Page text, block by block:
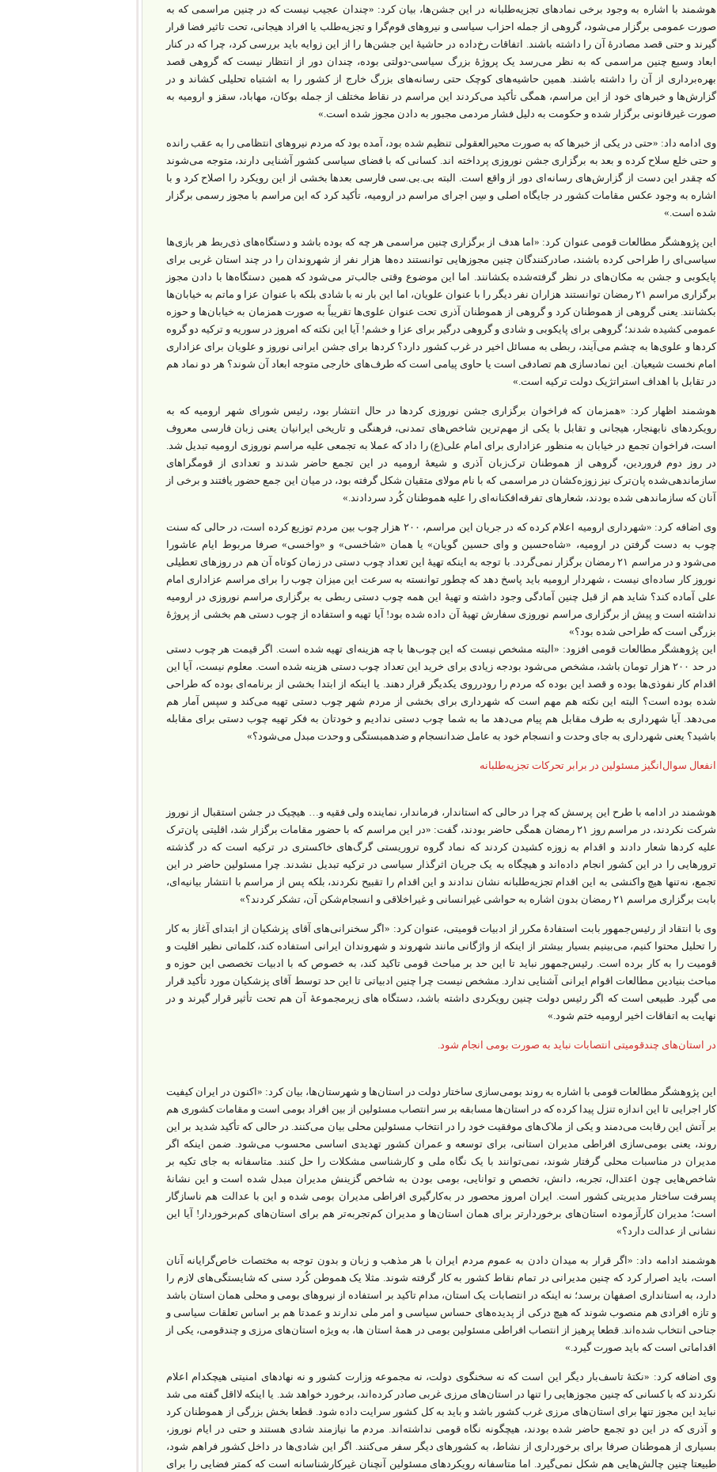
هوشمند با اشاره به وجود برخی نمادهای تجزیه‌طلبانه در این جشن‌ها، بیان کرد: «چندان عجیب نیست که در چنین مراسمی که به
صورت عمومی برگزار می‌شود، گروهی از جمله احزاب سیاسی و نیروهای قوم‌گرا و تجزیه‌طلب یا افراد هیجانی، تحت تاثیر فضا قرار
گیرند و حتی قصد مصادرۀ آن را داشته باشند. اتفاقات رخ‌داده در حاشیۀ این جشن‌ها را از این زوایه باید بررسی کرد، چرا که در کنار
ابعاد وسیع چنین مراسمی که به نظر می‌رسد یک پروژۀ بزرگ سیاسی-دولتی بوده، چندان دور از انتظار نیست که گروهی قصد
بهره‌برداری از آن را داشته باشند. همین حاشیه‌های کوچک حتی رسانه‌های بزرگ خارج از کشور را به اشتباه تحلیلی کشاند و در
گزارش‌ها و خبرهای خود از این مراسم، همگی تأکید می‌کردند این مراسم در نقاط مختلف از جمله بوکان، مهاباد، سقز و ارومیه به
صورت غیرقانونی برگزار شده و حکومت به دلیل فشار مردمی مجبور به دادن مجوز شده است.»
وی ادامه داد: «حتی در یکی از خبرها که به صورت محیرالعقولی تنظیم شده بود، آمده بود که مردم نیروهای انتظامی را به عقب رانده
و حتی خلع سلاح کرده و بعد به برگزاری جشن نوروزی پرداخته اند. کسانی که با فضای سیاسی کشور آشنایی دارند، متوجه می‌شوند
که چقدر این دست از گزارش‌های رسانه‌ای دور از واقع است. البته بی‌.بی‌.سی فارسی بعدها بخشی از این رویکرد را اصلاح کرد و با
اشاره به وجود عکس مقامات کشور در جایگاه اصلی و سِن اجرای مراسم در ارومیه، تأکید کرد که این مراسم با مجوز رسمی برگزار
شده است.»
این پژوهشگر مطالعات قومی عنوان کرد: «اما هدف از برگزاری چنین مراسمی هر چه که بوده باشد و دستگاه‌های ذی‌ربط هر بازی‌ها
سیاسی‌ای را طراحی کرده باشند، صادرکنندگان چنین مجوزهایی توانستند ده‌ها هزار نفر از شهروندان را در چند استان غربی برای
پایکوبی و جشن به مکان‌های در نظر گرفته‌شده بکشانند.‌ اما این موضوع وقتی جالب‌تر می‌شود که همین دستگاه‌ها با دادن مجوز
برگزاری مراسم ۲۱ رمضان توانستند هزاران نفر دیگر را با عنوان علویان، اما این بار نه با شادی بلکه با عنوان عزا و ماتم به خیابان‌ها
بکشانند. یعنی گروهی از هموطنان کرد و گروهی از هموطنان آذری تحت عنوان علوی‌ها تقریباً به صورت همزمان به خیابان‌ها و حوزه
عمومی کشیده شدند؛ گروهی برای پایکوبی و شادی و گروهی درگیر برای عزا و خشم! آیا این نکته که امروز در سوریه و ترکیه دو گروه
کردها و علوی‌ها به چشم می‌آیند، ربطی به مسائل اخیر در غرب کشور دارد؟ کردها برای جشن ایرانی نوروز و علویان برای عزاداری
امام نخست شیعیان. این نمادسازی هم تصادفی است یا حاوی پیامی است که طرف‌های خارجی متوجه ابعاد آن شوند؟ هر دو نماد هم
در تقابل با اهداف استراتژیک دولت ترکیه است.»
هوشمند اظهار کرد: «همزمان که فراخوان برگزاری جشن‌ نوروزی کردها در حال انتشار بود، رئیس شورای شهر ارومیه که به
رویکردهای نابهنجار، هیجانی و تقابل با یکی از مهم‌ترین شاخص‌های تمدنی، فرهنگی و تاریخی ایرانیان یعنی زبان فارسی معروف
است، فراخوان تجمع در خیابان به منظور عزاداری برای امام علی(ع) را داد ‌که عملا به تجمعی علیه مراسم نوروزی ارومیه تبدیل شد.
در روز دوم فروردین، گروهی از هموطنان ترک‌زبان آذری و شیعۀ ارومیه در این تجمع حاضر شدند و تعدادی از قومگراهای
سازماندهی‌شده پان‌ترک نیز زوزه‌کشان در مراسمی که با نام مولای متقیان شکل گرفته بود، در میان این جمع حضور یافتند و برخی از
آنان که سازماندهی شده بودند، شعارهای تفرقه‌افکنانه‌ای را علیه هموطنان کُرد سردادند.»
وی اضافه کرد: «شهرداری ارومیه اعلام کرده که در جریان این مراسم، ۲۰۰ هزار چوب بین مردم توزیع کرده است، در حالی که سنت
چوب به دست گرفتن در ارومیه، «شاه‌حسین و وای حسین گویان» یا همان «شاخسی» و «واخسی» صرفا مربوط ایام عاشورا
می‌شود‌ و در مراسم ۲۱ رمضان برگزار نمی‌گردد. با توجه به اینکه تهیۀ این تعداد چوب دستی در زمان کوتاه آن هم در روزهای تعطیلی
نوروز کار ساده‌ای نیست ، شهردار ارومیه باید پاسخ دهد که چطور توانسته به سرعت این میزان چوب را برای مراسم عزاداری امام
علی آماده کند؟ شاید هم از قبل چنین آمادگی وجود داشته و تهیۀ این همه چوب دستی ربطی به برگزاری مراسم نوروزی در ارومیه
نداشته است و پیش از برگزاری مراسم نوروزی سفارش تهیۀ آن داده شده بود! آیا تهیه و استفاده از چوب دستی هم بخشی از پروژۀ
بزرگی است که طراحی شده بود؟»
این پژوهشگر مطالعات قومی افزود: «البته مشخص نیست که این چوب‌ها با چه هزینه‌ای تهیه شده است. اگر قیمت هر چوب دستی
در حد ۲۰۰ هزار تومان باشد، مشخص می‌شود بودجه زیادی برای خرید این تعداد چوب دستی هزینه شده است. معلوم نیست، آیا این
اقدام کار نفوذی‌ها بوده و قصد این بوده که مردم را رودرروی یکدیگر قرار دهند. یا اینکه از ابتدا بخشی از برنامه‌ای بوده که طراحی
شده بوده است؟ البته این نکته هم مهم است که شهرداری برای بخشی از مردم شهر چوب دستی تهیه می‌کند و سپس آمار هم
می‌دهد. آیا شهرداری به طرف مقابل هم پیام می‌دهد ما به شما چوب دستی ندادیم و خودتان به فکر تهیه چوب دستی برای مقابله
باشید؟ یعنی شهرداری به جای وحدت و انسجام خود به عامل ضدانسجام و ضدهمبستگی و وحدت مبدل می‌شود؟»
انفعال سوال‌انگیز مسئولین در برابر تحرکات تجزیه‌طلبانه
هوشمند در ادامه با طرح این پرسش که چرا در حالی که استاندار، فرماندار، نماینده ولی فقیه و… هیچیک در جشن استقبال از نوروز
شرکت نکردند، در مراسم روز ۲۱ رمضان همگی حاضر بودند، گفت: «در این مراسم که با حضور مقامات برگزار شد، اقلیتی پان‌ترک
علیه کردها شعار دادند و اقدام به زوزه کشیدن کردند که نماد گروه تروریستی گرگ‌های خاکستری در ترکیه است که در گذشته
ترورهایی را در این کشور انجام داده‌اند و هیچگاه به یک جریان اثرگذار سیاسی در ترکیه تبدیل نشدند. چرا مسئولین حاضر در این
تجمع، نه‌تنها هیچ واکنشی به این اقدام تجزیه‌طلبانه نشان ندادند و این اقدام را تقبیح نکردند، بلکه پس از مراسم با انتشار بیانیه‌ای،
بابت برگزاری مراسم ۲۱ رمضان بدون اشاره به حواشی غیرانسانی و غیراخلاقی و انسجام‌شکن آن، تشکر کردند؟»
وی با انتقاد از رئیس‌جمهور بابت استفادۀ مکرر از ادبیات قومیتی، عنوان کرد: «اگر سخنرانی‌های آقای پزشکیان از ابتدای آغاز به کار
را تحلیل محتوا کنیم، می‌بینیم بسیار بیشتر از اینکه از واژگانی مانند شهروند و شهروندان ایرانی استفاده کند، کلماتی نظیر اقلیت و
قومیت را به کار برده است. رئیس‌جمهور نباید تا این حد بر مباحث قومی تاکید کند، به خصوص که با ادبیات تخصصی این حوزه و
مباحث بنیادین مطالعات اقوام ایرانی آشنایی ندارد. مشخص نیست چرا چنین ادبیاتی تا این حد توسط آقای پزشکیان مورد تأکید قرار
می گیرد. طبیعی است که اگر رئیس دولت چنین رویکردی داشته باشد، دستگاه های زیرمجموعۀ آن هم تحت تأثیر قرار گیرند و در
نهایت به اتفاقات اخیر ارومیه ختم شود.»
در استان‌های چندقومیتی انتصابات نباید به صورت بومی انجام شود.
این پژوهشگر مطالعات قومی با اشاره به روند بومی‌سازی ساختار دولت در استان‌ها و شهرستان‌ها، بیان کرد: «اکنون در ایران کیفیت
کار اجرایی تا این اندازه تنزل پیدا کرده که در استان‌ها مسابقه بر سر انتصاب مسئولین از بین افراد بومی است و مقامات کشوری هم
بر آتش این رقابت می‌دمند و یکی از ملاک‌های موفقیت خود را در انتخاب مسئولین محلی بیان می‌کنند. در حالی که تأکید شدید بر این
روند، یعنی بومی‌سازی افراطی مدیران استانی، برای توسعه و عمران کشور تهدیدی اساسی محسوب می‌شود. ضمن اینکه اگر
مدیران در مناسبات محلی گرفتار شوند، نمی‌توانند با یک‌ نگاه ملی و کارشناسی مشکلات را حل کنند. متاسفانه به جای تکیه بر
شاخص‌هایی چون اعتدال، تجربه، دانش، تخصص و توانایی، بومی بودن به شاخص گزینش مدیران مبدل شده است و این نشانۀ
پسرفت ساختار مدیریتی کشور است. ایران امروز محصور در به‌کارگیری افراطی مدیران بومی شده و این با عدالت هم ناسازگار
است؛ مدیران کارآزموده استان‌های برخوردارتر برای همان استان‌ها و مدیران کم‌تجربه‌تر هم برای استان‌های کم‌برخوردار! آیا این
نشانی از عدالت دارد؟»
هوشمند ادامه داد: «اگر قرار به میدان دادن به عموم مردم ایران با هر مذهب و زبان و بدون توجه به مختصات خاص‌گرایانه آنان
است، باید اصرار کرد که چنین مدیرانی در تمام نقاط کشور به کار گرفته شوند. مثلا یک هموطن کُرد سنی که شایستگی‌های لازم را
دارد، به استانداری اصفهان برسد؛ نه اینکه در انتصابات یک استان، مدام تاکید بر استفاده از نیروهای بومی و محلی همان استان باشد
و تازه افرادی هم منصوب شوند که هیچ درکی از پدیده‌های حساس سیاسی و امر ملی ندارند و عمدتا هم بر اساس تعلقات سیاسی و
جناحی انتخاب شده‌اند. قطعا پرهیز از انتصاب افراطی مسئولین بومی در همۀ استان ها، به ویژه استان‌های مرزی و چندقومی، یکی از
اقداماتی است که باید صورت گیرد.»
وی اضافه کرد: «نکتۀ تاسف‌بار دیگر این است که نه سخنگوی دولت، نه مجموعه وزارت کشور و نه نهادهای امنیتی هیچکدام اعلام
نکردند که با کسانی که چنین مجوزهایی را تنها در استان‌های مرزی غربی صادر کرده‌اند، برخورد خواهد شد. یا اینکه لااقل گفته می شد
نباید این مجوز تنها برای استان‌های مرزی غرب کشور باشد و باید به کل کشور سرایت داده شود. قطعا بخش بزرگی از هموطنان کرد
و آذری که در این دو تجمع حاضر شده بودند، هیچگونه نگاه قومی نداشته‌اند. مردم ما نیازمند شادی هستند و حتی در ایام نوروز،
بسیاری از هموطنان صرفا برای برخورداری از نشاط، به کشورهای دیگر سفر می‌کنند. اگر این شادی‌ها در داخل کشور فراهم شود،
طبیعتا چنین چالش‌هایی هم شکل نمی‌گیرد. اما متاسفانه رویکردهای مسئولین آنچنان غیرکارشناسانه است که کمتر فضایی را برای